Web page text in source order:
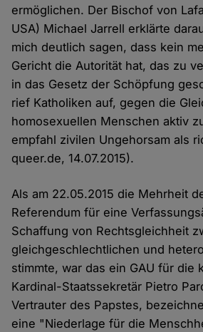
ermöglichen. Der Bischof von
USA) Michael Jarrell erklärte
mich deutlich sagen, dass kein
Gericht die Autorität hat, das zu
in das Gesetz der Schöpfung
rief Katholiken auf, gegen die
homosexuellen Menschen aktiv
empfahl zivilen Ungehorsam als
queer.de, 14.07.2015).
Als am 22.05.2015 die Mehrheit
Referendum für eine
Schaffung von Rechtsgleichheit
gleichgeschlechtlichen und
stimmte, war das ein GAU für die
Kardinal-Staatssekretär Pietro
Vertrauter des Papstes,
eine "Niederlage für die